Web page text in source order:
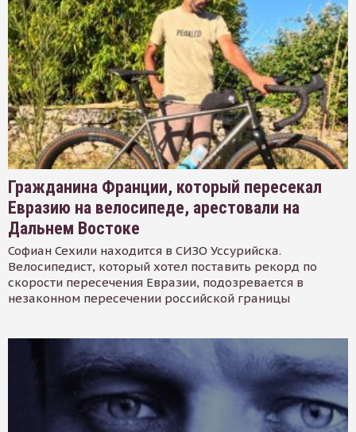
Гражданина Франции, который пересекал
Евразию на велосипеде, арестовали на
Дальнем Востоке
Софиан Сехили находится в СИЗО Уссурийска.
Велосипедист, который хотел поставить рекорд по
скорости пересечения Евразии, подозревается в
незаконном пересечении российской границы